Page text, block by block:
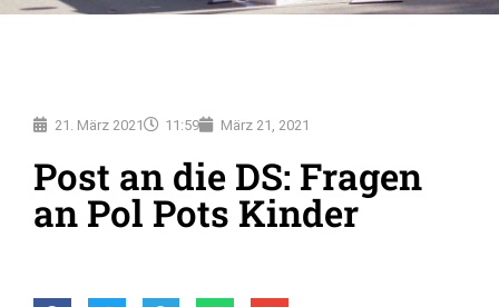
21. März 2021 11:59 März 21, 2021
Post an die DS: Fragen
an Pol Pots Kinder